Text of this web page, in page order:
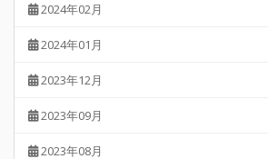
2024年02月
2024年01月
2023年12月
2023年09月
2023年08月